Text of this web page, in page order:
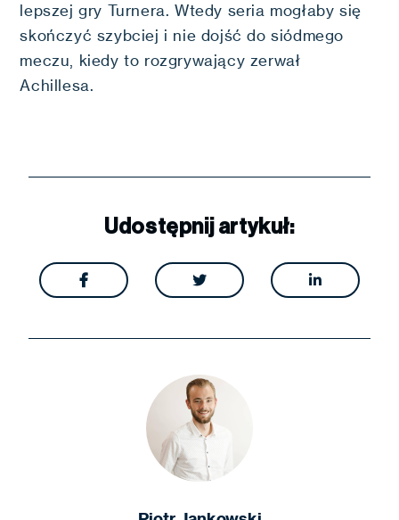
lepszej gry Turnera. Wtedy seria mogłaby się
skończyć szybciej i nie dojść do siódmego
meczu, kiedy to rozgrywający zerwał
Achillesa.
Udostępnij artykuł:
  